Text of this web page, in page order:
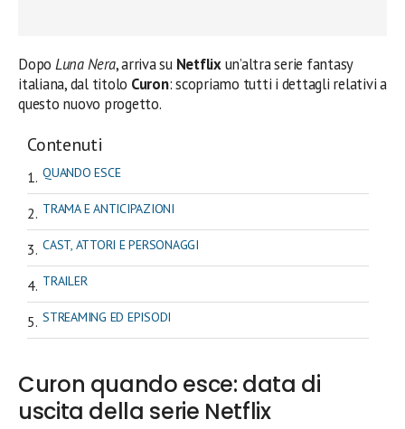
Dopo Luna Nera, arriva su Netflixun’altra serie fantasy
italiana, dal titolo Curon: scopriamo tutti i dettagli relativi a
questo nuovo progetto.
Contenuti
QUANDO ESCE
TRAMA E ANTICIPAZIONI
CAST, ATTORI E PERSONAGGI
TRAILER
STREAMING ED EPISODI
Curon quando esce: data di
uscita della serie Netflix